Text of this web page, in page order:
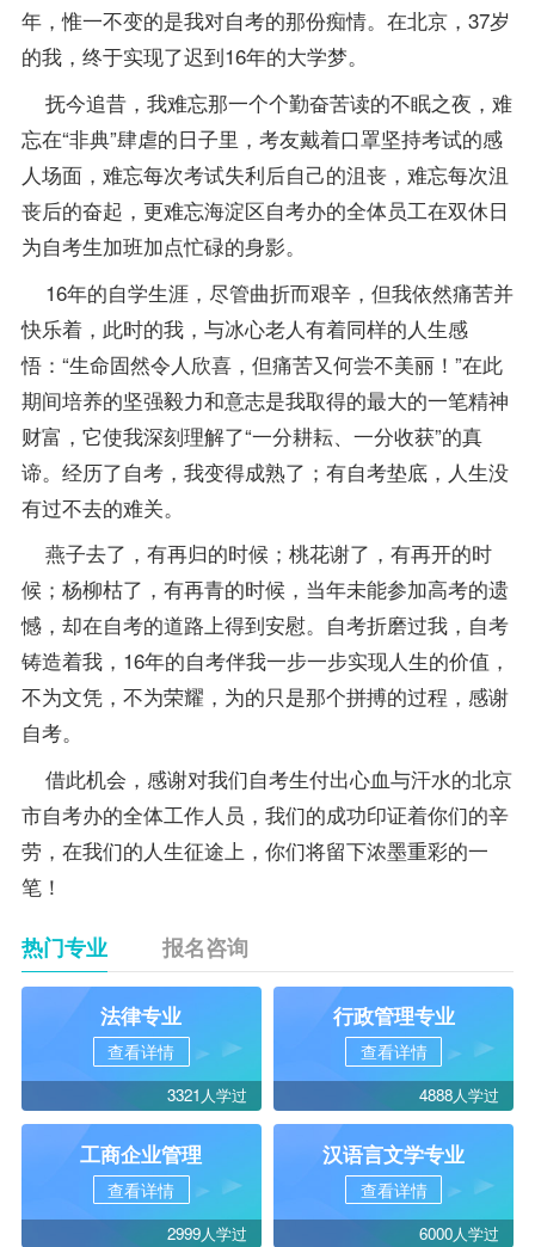
年，惟一不变的是我对自考的那份痴情。在北京，37岁
的我，终于实现了迟到16年的大学梦。
抚今追昔，我难忘那一个个勤奋苦读的不眠之夜，难
忘在“非典”肆虐的日子里，考友戴着口罩坚持考试的感
人场面，难忘每次考试失利后自己的沮丧，难忘每次沮
丧后的奋起，更难忘海淀区自考办的全体员工在双休日
为自考生加班加点忙碌的身影。
16年的自学生涯，尽管曲折而艰辛，但我依然痛苦并
快乐着，此时的我，与冰心老人有着同样的人生感
悟：“生命固然令人欣喜，但痛苦又何尝不美丽！”在此
期间培养的坚强毅力和意志是我取得的最大的一笔精神
财富，它使我深刻理解了“一分耕耘、一分收获”的真
谛。经历了自考，我变得成熟了；有自考垫底，人生没
有过不去的难关。
燕子去了，有再归的时候；桃花谢了，有再开的时
候；杨柳枯了，有再青的时候，当年未能参加高考的遗
憾，却在自考的道路上得到安慰。自考折磨过我，自考
铸造着我，16年的自考伴我一步一步实现人生的价值，
不为文凭，不为荣耀，为的只是那个拼搏的过程，感谢
自考。
借此机会，感谢对我们自考生付出心血与汗水的北京
市自考办的全体工作人员，我们的成功印证着你们的辛
劳，在我们的人生征途上，你们将留下浓墨重彩的一
笔！
热门专业 报名咨询
法律专业
查看详情
3321人学过
行政管理专业
查看详情
4888人学过
工商企业管理
查看详情
2999人学过
汉语言文学专业
查看详情
6000人学过